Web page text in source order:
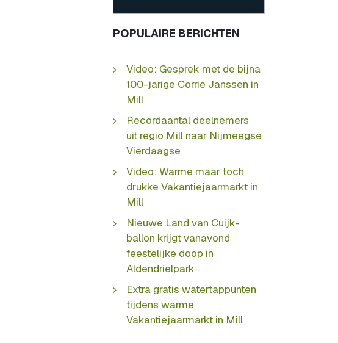
POPULAIRE BERICHTEN
Video: Gesprek met de bijna
100-jarige Corrie Janssen in
Mill
Recordaantal deelnemers
uit regio Mill naar Nijmeegse
Vierdaagse
Video: Warme maar toch
drukke Vakantiejaarmarkt in
Mill
Nieuwe Land van Cuijk-
ballon krijgt vanavond
feestelijke doop in
Aldendrielpark
Extra gratis watertappunten
tijdens warme
Vakantiejaarmarkt in Mill